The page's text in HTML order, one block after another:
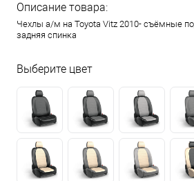
Описание товара:
Чехлы а/м на Toyota Vitz 2010- съёмные
задняя спинка
Выберите цвет